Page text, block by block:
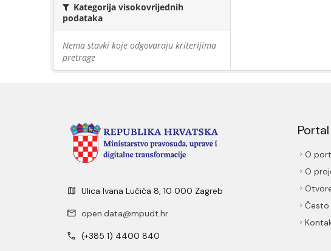
Kategorija visokovrijednih
podataka
Nema stavki koje odgovaraju kriterijima
pretrage